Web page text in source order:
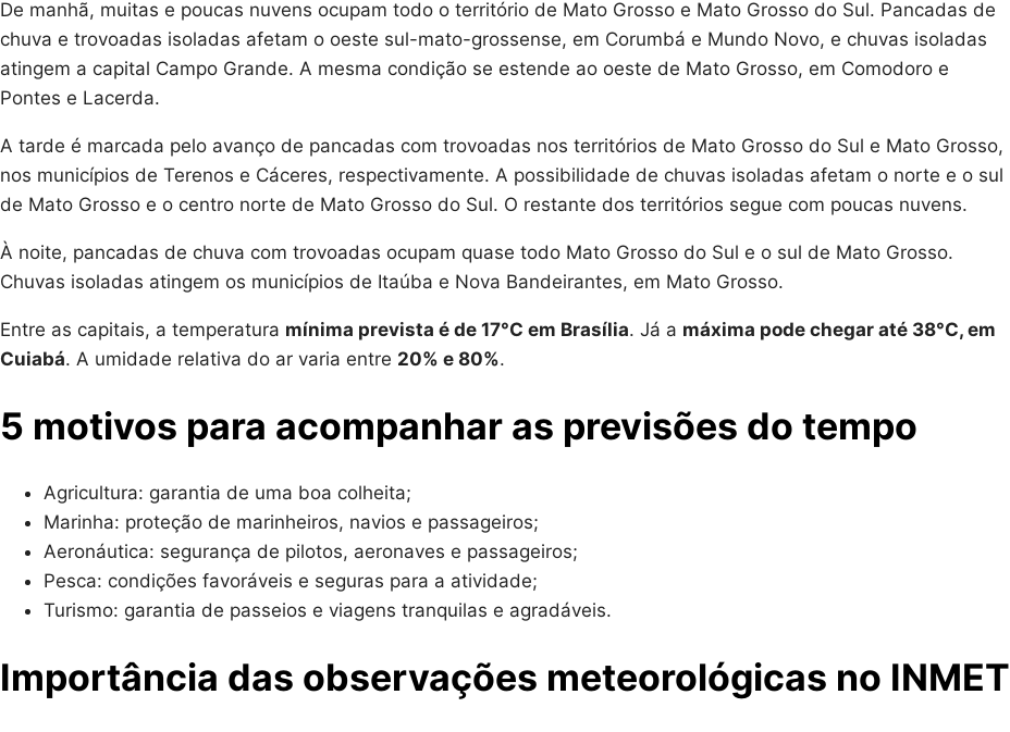
De manhã, muitas e poucas nuvens ocupam todo o território de Mato Grosso e Mato Grosso do Sul. Pancadas de
chuva e trovoadas isoladas afetam o oeste sul-mato-grossense, em Corumbá e Mundo Novo, e chuvas isoladas
atingem a capital Campo Grande. A mesma condição se estende ao oeste de Mato Grosso, em Comodoro e
Pontes e Lacerda.
A tarde é marcada pelo avanço de pancadas com trovoadas nos territórios de Mato Grosso do Sul e Mato Grosso,
nos municípios de Terenos e Cáceres, respectivamente. A possibilidade de chuvas isoladas afetam o norte e o sul
de Mato Grosso e o centro norte de Mato Grosso do Sul. O restante dos territórios segue com poucas nuvens.
À noite, pancadas de chuva com trovoadas ocupam quase todo Mato Grosso do Sul e o sul de Mato Grosso.
Chuvas isoladas atingem os municípios de Itaúba e Nova Bandeirantes, em Mato Grosso.
Entre as capitais, a temperatura mínima prevista é de 17°C em Brasília. Já a máxima pode chegar até 38°C, em
Cuiabá. A umidade relativa do ar varia entre 20% e 80%.
5 motivos para acompanhar as previsões do tempo
Agricultura: garantia de uma boa colheita;
Marinha: proteção de marinheiros, navios e passageiros;
Aeronáutica: segurança de pilotos, aeronaves e passageiros;
Pesca: condições favoráveis e seguras para a atividade;
Turismo: garantia de passeios e viagens tranquilas e agradáveis.
Importância das observações meteorológicas no INMET